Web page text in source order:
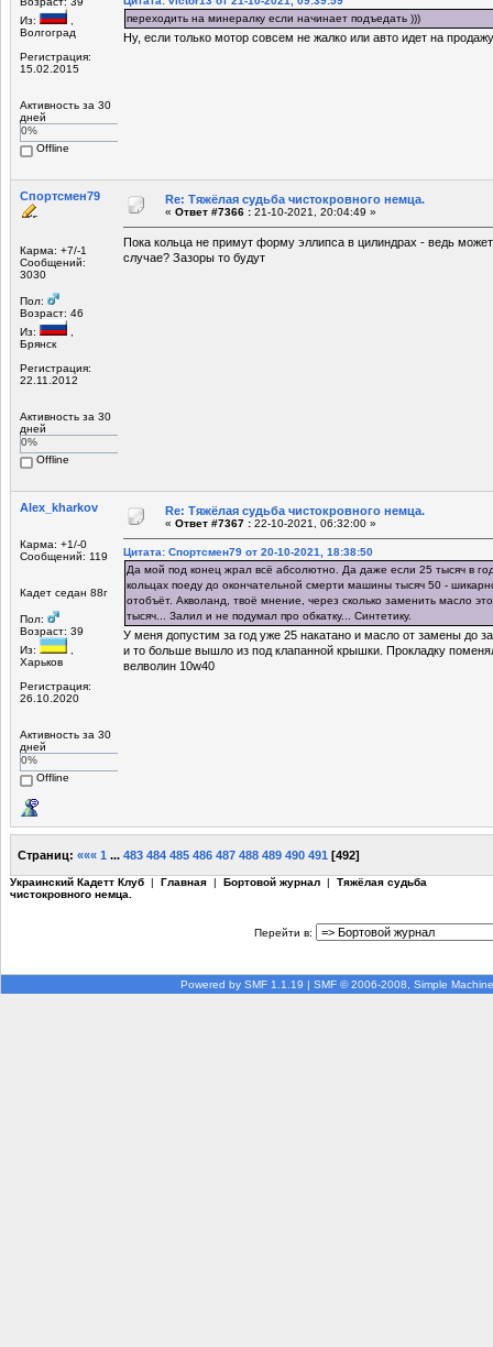
Из:
Волгоград
Регистрация:
15.02.2015
Активность за 30
дней
0%
Offline
переходить на минералку если начинает подъедать )))
Ну, если только мотор совсем не жалко или авто идет на
Спортсмен79
Карма: +7/-1
Сообщений:
3030
Пол:
Возраст: 46
Из:
Брянск
Регистрация:
22.11.2012
Активность за 30
дней
0%
Offline
Re: Тяжёлая судьба чистокровного немца.
« Ответ #7366 : 21-10-2021, 20:04:49 »
Пока кольца не примут форму эллипса в цилиндрах - ведь
случае? Зазоры то будут
Alex_kharkov
Карма: +1/-0
Сообщений: 119
Кадет седан 88г
Пол:
Возраст: 39
Из:
Харьков
Регистрация:
26.10.2020
Активность за 30
дней
0%
Offline
Re: Тяжёлая судьба чистокровного немца.
« Ответ #7367 : 22-10-2021, 06:32:00 »
Цитата: Спортсмен79 от 20-10-2021, 18:38:50
Да мой под конец жрал всё абсолютно. Да даже если 25 тысяч в
кольцах поеду до окончательной смерти машины тысяч 50 -
отобъёт. Акволанд, твоё мнение, через сколько заменить масло
тысяч... Залил и не подумал про обкатку... Синтетику.
У меня допустим за год уже 25 накатано и масло от замены до
и то больше вышло из под клапанной крышки. Прокладку
велволин 10w40
Страниц: ««« 1 ... 483 484 485 486 487 488 489 490 491 [492]
Украинский Кадетт Клуб | Главная | Бортовой журнал | Тяжёлая судьба
чистокровного немца.
Перейти в:
Powered by SMF 1.1.19 | SMF © 2006-2008, Simple